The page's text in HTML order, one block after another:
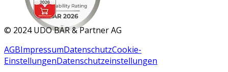
MAR 2026
© 2024 UDO BÄR & Partner AG
AGBImpressumDatenschutzCookie-
EinstellungenDatenschutzeinstellungen